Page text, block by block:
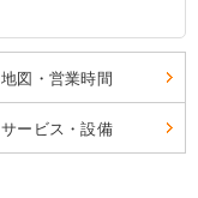
地図・営業時間
サービス・設備